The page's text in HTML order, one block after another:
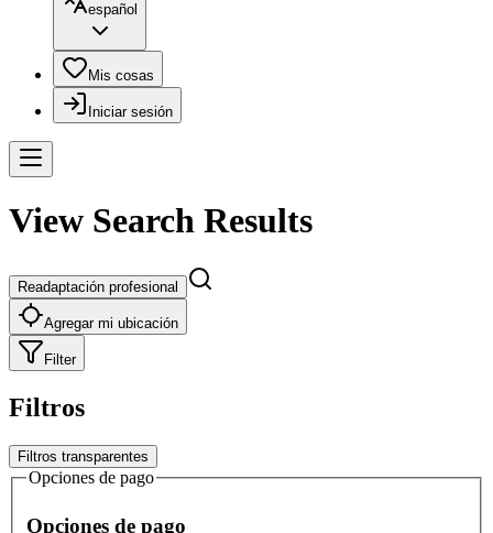
español
Mis cosas
Iniciar sesión
View Search Results
Readaptación profesional
Agregar mi ubicación
Filter
Filtros
Filtros transparentes
Opciones de pago
Opciones de pago